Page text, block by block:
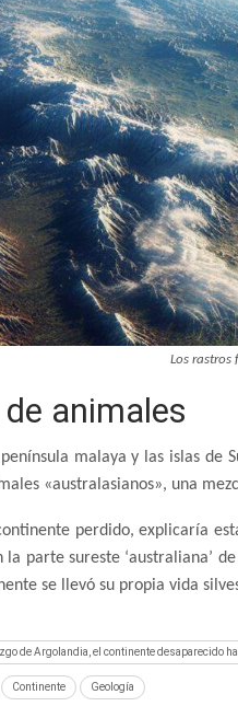
Los rastros
animales
malaya y las islas de
«australasianos», una
perdido, explicaría
la parte sureste ‘australiana’
se llevó su propia vida
de Argolandia, el continente desaparecido
Continente Geología